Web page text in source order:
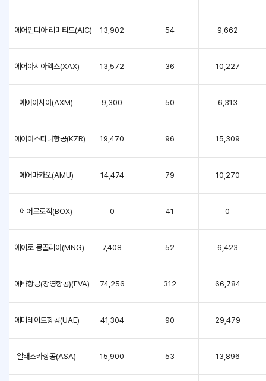
에어인디아 리미티드(AIC) 13,902 54 9,662
에어아시아엑스(XAX) 13,572 36 10,227
에어아시아(AXM) 9,300 50 6,313
에어아스타나항공(KZR) 19,470 96 15,309
에어마카오(AMU) 14,474 79 10,270
에어로로직(BOX) 0 41 0
에어로 몽골리아(MNG) 7,408 52 6,423
에바항공(장영항공)(EVA) 74,256 312 66,784
에미레이트항공(UAE) 41,304 90 29,479
알래스카항공(ASA) 15,900 53 13,896